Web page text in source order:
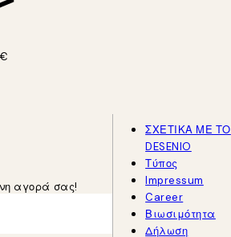
αγορά σας!
ΣΧΕΤΙΚΑ ΜΕ ΤΟ
DESENIO
Τύπος
Impressum
Career
Βιωσιμότητα
Δήλωση